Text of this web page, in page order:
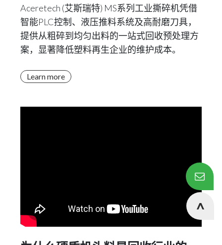
русский язык Español
Aceretech (艾斯瑞特) MS系列工业撕碎机凭借
智能PLC控制、液压推料系统及高耐磨刀具，
提供从粗碎到均匀出料的一站式回收预处理方
案，显著降低塑料再生企业的维护成本。
Learn more